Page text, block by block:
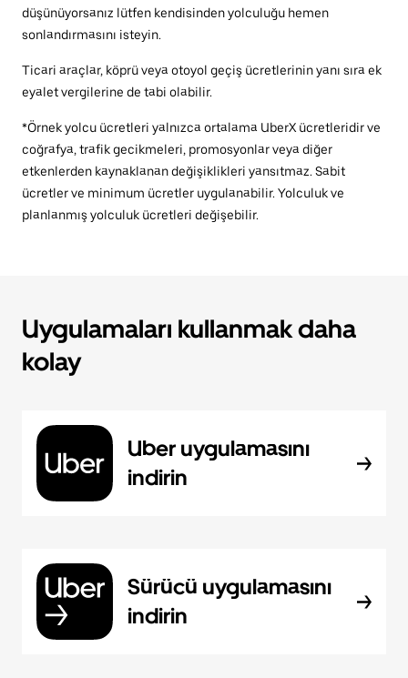
düşünüyorsanız lütfen kendisinden yolculuğu hemen
sonlandırmasını isteyin.
Ticari araçlar, köprü veya otoyol geçiş ücretlerinin yanı sıra ek
eyalet vergilerine de tabi olabilir.
*Örnek yolcu ücretleri yalnızca ortalama UberX ücretleridir ve
coğrafya, trafik gecikmeleri, promosyonlar veya diğer
etkenlerden kaynaklanan değişiklikleri yansıtmaz. Sabit
ücretler ve minimum ücretler uygulanabilir. Yolculuk ve
planlanmış yolculuk ücretleri değişebilir.
Uygulamaları kullanmak daha
kolay
Uber uygulamasını
indirin
Sürücü uygulamasını
indirin